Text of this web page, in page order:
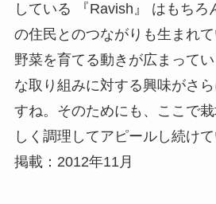
している 『Ravish』 はもちろ
の住民とのつながりも生まれ
野菜を育てる動きが広まって
な取り組みに対する興味がさ
すね。そのためにも、ここで
しく調理してアピールし続けて
掲載：2012年11月